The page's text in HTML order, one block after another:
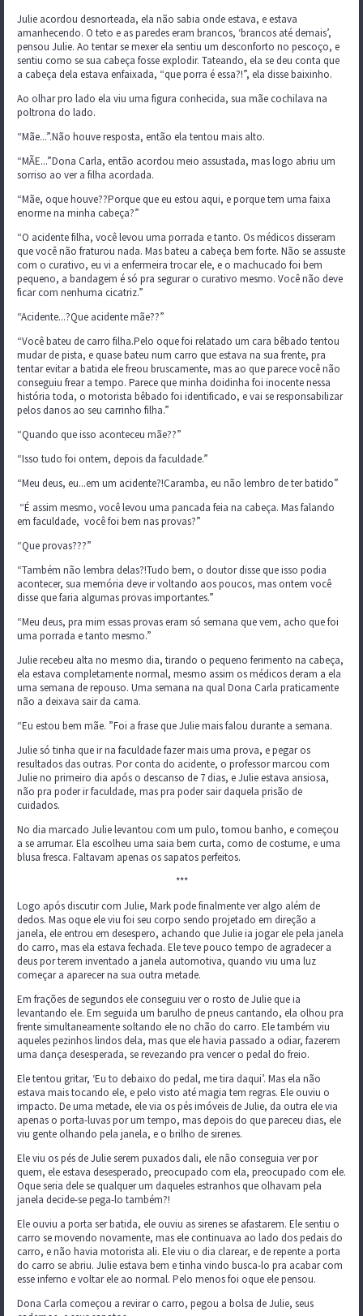
Julie acordou desnorteada, ela não sabia onde estava, e estava
amanhecendo. O teto e as paredes eram brancos, ‘brancos até demais’,
pensou Julie. Ao tentar se mexer ela sentiu um desconforto no pescoço, e
sentiu como se sua cabeça fosse explodir. Tateando, ela se deu conta que
a cabeça dela estava enfaixada, “que porra é essa?!”, ela disse baixinho.
Ao olhar pro lado ela viu uma figura conhecida, sua mãe cochilava na
poltrona do lado.
“Mãe...”.Não houve resposta, então ela tentou mais alto.
“MÃE...”Dona Carla, então acordou meio assustada, mas logo abriu um
sorriso ao ver a filha acordada.
“Mãe, oque houve??Porque que eu estou aqui, e porque tem uma faixa
enorme na minha cabeça?”
“O acidente filha, você levou uma porrada e tanto. Os médicos disseram
que você não fraturou nada. Mas bateu a cabeça bem forte. Não se assuste
com o curativo, eu vi a enfermeira trocar ele, e o machucado foi bem
pequeno, a bandagem é só pra segurar o curativo mesmo. Você não deve
ficar com nenhuma cicatriz.”
“Acidente...?Que acidente mãe??”
“Você bateu de carro filha.Pelo oque foi relatado um cara bêbado tentou
mudar de pista, e quase bateu num carro que estava na sua frente, pra
tentar evitar a batida ele freou bruscamente, mas ao que parece você não
conseguiu frear a tempo. Parece que minha doidinha foi inocente nessa
história toda, o motorista bêbado foi identificado, e vai se responsabilizar
pelos danos ao seu carrinho filha.”
“Quando que isso aconteceu mãe??”
“Isso tudo foi ontem, depois da faculdade.”
“Meu deus, eu...em um acidente?!Caramba, eu não lembro de ter batido”
“É assim mesmo, você levou uma pancada feia na cabeça. Mas falando
em faculdade, você foi bem nas provas?”
“Que provas???”
“Também não lembra delas?!Tudo bem, o doutor disse que isso podia
acontecer, sua memória deve ir voltando aos poucos, mas ontem você
disse que faria algumas provas importantes.”
“Meu deus, pra mim essas provas eram só semana que vem, acho que foi
uma porrada e tanto mesmo.”
Julie recebeu alta no mesmo dia, tirando o pequeno ferimento na cabeça,
ela estava completamente normal, mesmo assim os médicos deram a ela
uma semana de repouso. Uma semana na qual Dona Carla praticamente
não a deixava sair da cama.
“Eu estou bem mãe. ”Foi a frase que Julie mais falou durante a semana.
Julie só tinha que ir na faculdade fazer mais uma prova, e pegar os
resultados das outras. Por conta do acidente, o professor marcou com
Julie no primeiro dia após o descanso de 7 dias, e Julie estava ansiosa,
não pra poder ir faculdade, mas pra poder sair daquela prisão de
cuidados.
No dia marcado Julie levantou com um pulo, tomou banho, e começou
a se arrumar. Ela escolheu uma saia bem curta, como de costume, e uma
blusa fresca. Faltavam apenas os sapatos perfeitos.
***
Logo após discutir com Julie, Mark pode finalmente ver algo além de
dedos. Mas oque ele viu foi seu corpo sendo projetado em direção a
janela, ele entrou em desespero, achando que Julie ia jogar ele pela janela
do carro, mas ela estava fechada. Ele teve pouco tempo de agradecer a
deus por terem inventado a janela automotiva, quando viu uma luz
começar a aparecer na sua outra metade.
Em frações de segundos ele conseguiu ver o rosto de Julie que ia
levantando ele. Em seguida um barulho de pneus cantando, ela olhou pra
frente simultaneamente soltando ele no chão do carro. Ele também viu
aqueles pezinhos lindos dela, mas que ele havia passado a odiar, fazerem
uma dança desesperada, se revezando pra vencer o pedal do freio.
Ele tentou gritar, ‘Eu to debaixo do pedal, me tira daqui’. Mas ela não
estava mais tocando ele, e pelo visto até magia tem regras. Ele ouviu o
impacto. De uma metade, ele via os pés imóveis de Julie, da outra ele via
apenas o porta-luvas por um tempo, mas depois do que pareceu dias, ele
viu gente olhando pela janela, e o brilho de sirenes.
Ele viu os pés de Julie serem puxados dali, ele não conseguia ver por
quem, ele estava desesperado, preocupado com ela, preocupado com ele.
Oque seria dele se qualquer um daqueles estranhos que olhavam pela
janela decide-se pega-lo também?!
Ele ouviu a porta ser batida, ele ouviu as sirenes se afastarem. Ele sentiu o
carro se movendo novamente, mas ele continuava ao lado dos pedais do
carro, e não havia motorista ali. Ele viu o dia clarear, e de repente a porta
do carro se abriu. Julie estava bem e tinha vindo busca-lo pra acabar com
esse inferno e voltar ele ao normal. Pelo menos foi oque ele pensou.
Dona Carla começou a revirar o carro, pegou a bolsa de Julie, seus